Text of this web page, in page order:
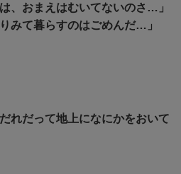
、おまえはむいてないのさ…」
みて暮らすのはごめんだ…」
れだって地上になにかをおいて